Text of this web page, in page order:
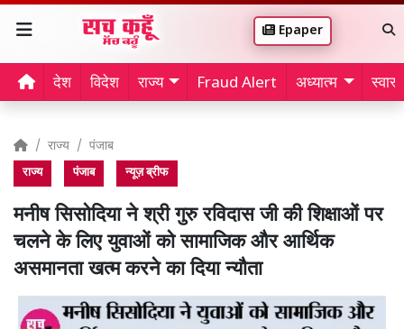
Epaper
देश विदेश राज्य Fraud Alert अध्यात्म
राज्य पंजाब
राज्य पंजाब न्यूज़ ब्रीफ
मनीष सिसोदिया ने श्री गुरु रविदास जी की शिक्षाओं पर
चलने के लिए युवाओं को सामाजिक और आर्थिक
असमानता खत्म करने का दिया न्यौता